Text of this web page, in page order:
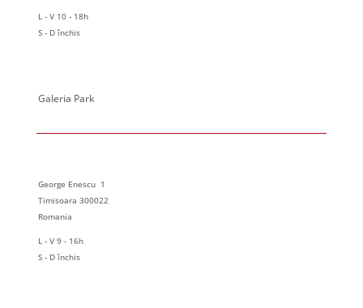
L - V 10 - 18h
S - D închis
Galeria Park
George Enescu 1
Timisoara 300022
Romania
L - V 9 - 16h
S - D închis